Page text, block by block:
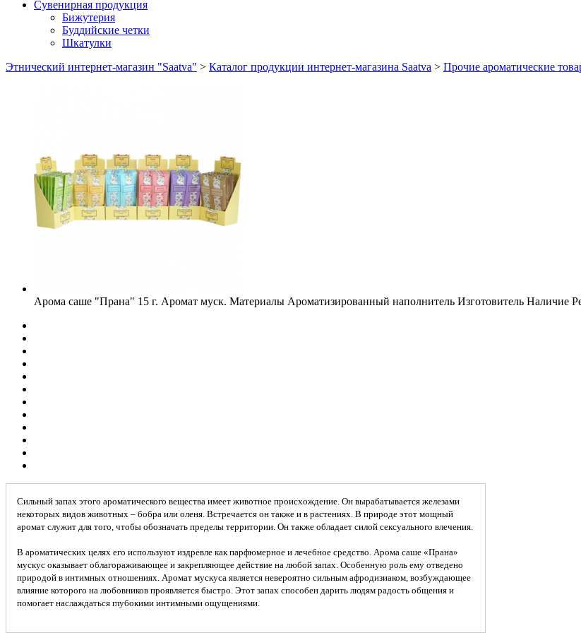
Сувенирная продукция
Бижутерия
Буддийские четки
Шкатулки
Этнический интернет-магазин "Saatva" > Каталог продукции интернет-магазина Saatva > Прочие ароматические
Арома саше "Прана" 15 г. Аромат муск. Материалы Ароматизированный наполнитель Изготовитель Наличие
Сильный запах этого ароматического вещества имеет животное происхождение. Он вырабатывается железами
некоторых видов животных – бобра или оленя. Встречается он также и в растениях. В природе этот мощный
аромат служит для того, чтобы обозначать пределы территории. Он также обладает силой сексуального влечения.
В ароматических целях его используют издревле как парфюмерное и лечебное средство. Арома саше «Прана»
мускус оказывает облагораживающее и закрепляющее действие на любой запах. Особенную роль ему отведено
природой в интимных отношениях. Аромат мускуса является невероятно сильным афродизиаком, возбуждающее
влияние которого на любовников проявляется быстро. Этот запах способен дарить людям радость общения и
помогает наслаждаться глубокими интимными ощущениями.